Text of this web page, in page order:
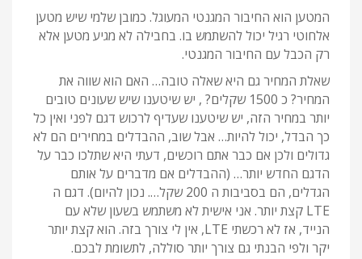
המטען הוא החיבור המגנטי המעוגל. כמובן שלמי שיש מטען
אלחוטי רגיל יכול להשתמש בו. בחבילה לא מגיע מטען אלא
רק הכבל עם החיבור המגנטי.
שאלת המחיר גם היא שאלה טובה… האם הוא שווה את
המחיר? כ 1500 שקלים? , יש שיטענו שיש שעונים טובים
יותר במחיר הזה, יש שיטענו שעדיף לרכוש דגם לפני ואין כל
כך הבדל, יכול להיות… אבל שוב, ההבדלים במחירים הם לא
גדולים ולכן אם כבר אתם רוכשים, דעתי היא שתלכו כבר על
הדגם החדש יותר… (ההבדלים אם מדברים על אותם
הגדלים, הם בסביבות ה 200 שקל…. נכון להיום). דגם ה
LTE קצת יותר. אני אישית לא משתמש בשעון שלא עם
הנייד, אז לא רכשתי LTE, אין לי צורך בזה. הוא קצת יותר
יקר ולפי הבנתי גם צורך יותר סוללה, לתשומת לבכם.